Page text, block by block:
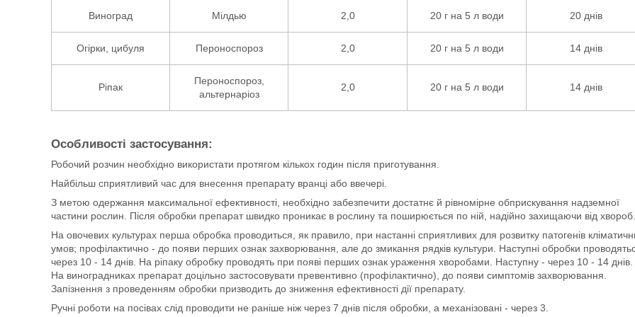
Виноград Мілдью 2,0 20 г на 5 л води 20 днів
Огірки, цибуля Пероноспороз 2,0 20 г на 5 л води 14 днів
Ріпак
Пероноспороз,
альтернаріоз
2,0 20 г на 5 л води 14 днів
Особливості застосування:
Робочий розчин необхідно використати протягом кількох годин після приготування.
Найбільш сприятливий час для внесення препарату вранці або ввечері.
З метою одержання максимальної ефективності, необхідно забезпечити достатнє й рівномірне обприскування надземної
частини рослин. Після обробки препарат швидко проникає в рослину та поширюється по ній, надійно захищаючи від хвороб.
На овочевих культурах перша обробка проводиться, як правило, при настанні сприятливих для розвитку патогенів
умов; профілактично - до появи перших ознак захворювання, але до змикання рядків культури. Наступні обробки
через 10 - 14 днів. На ріпаку обробку проводять при появі перших ознак ураження хворобами. Наступну - через 10 - 14 днів.
На виноградниках препарат доцільно застосовувати превентивно (профілактично), до появи симптомів захворювання.
Запізнення з проведенням обробки призводить до зниження ефективності дії препарату.
Ручні роботи на посівах слід проводити не раніше ніж через 7 днів після обробки, а механізовані - через 3.